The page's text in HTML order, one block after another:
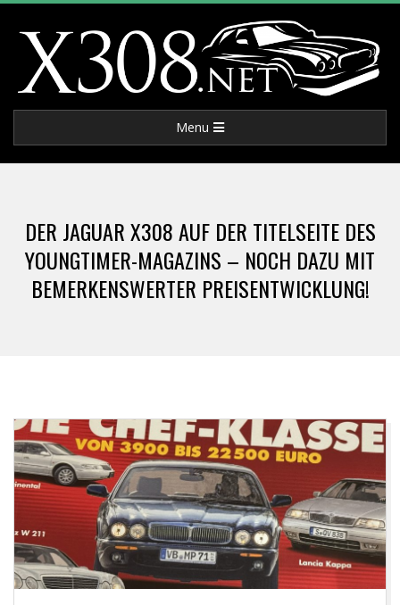
content
X
3
0
8
E
T
Navigation
Menu
DER JAGUAR X308 AUF DER TITELSEITE DES
YOUNGTIMER-MAGAZINS – NOCH DAZU MIT
BEMERKENSWERTER PREISENTWICKLUNG!